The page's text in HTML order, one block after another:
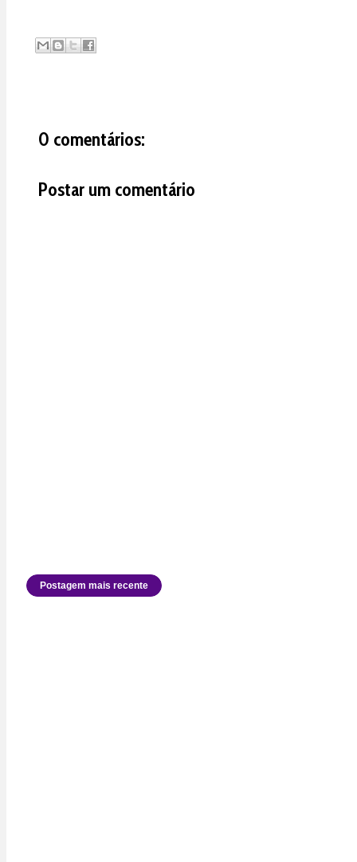
0 comentários:
Postar um comentário
Postagem mais recente